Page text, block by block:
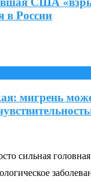
в России
мигрень
сильная головная